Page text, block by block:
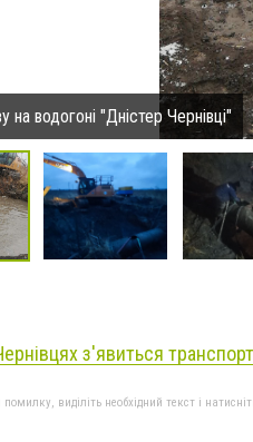
на водогоні "Дністер Чернівці"
з'явиться
виділіть необхідний текст і